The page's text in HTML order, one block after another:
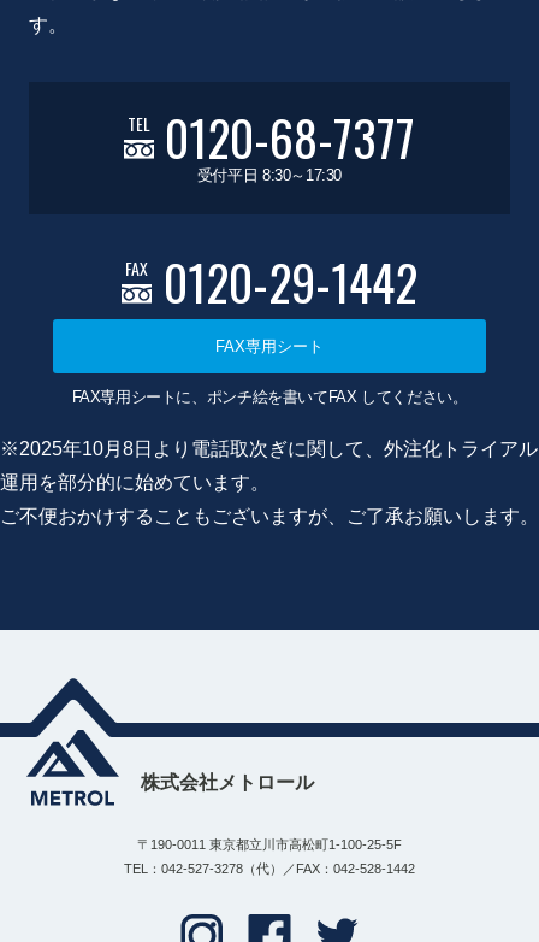
す。
TEL 0120-68-7377
受付平日 8:30～17:30
FAX 0120-29-1442
FAX専用シート
FAX専用シートに、ポンチ絵を書いてFAX してください。
※2025年10月8日より電話取次ぎに関して、外注化トライアル
運用を部分的に始めています。
ご不便おかけすることもございますが、ご了承お願いします。
株式会社メトロール
〒190-0011 東京都立川市高松町1-100-25-5F
TEL：042-527-3278（代）／FAX：042-528-1442